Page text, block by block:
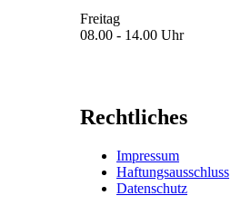
Freitag
08.00 - 14.00 Uhr
Rechtliches
Impressum
Haftungsausschluss
Datenschutz